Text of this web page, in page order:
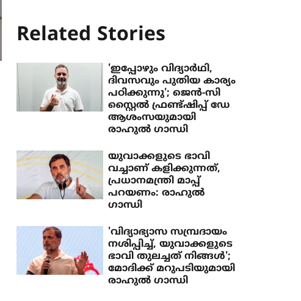
Related Stories
'ഇപ്പോഴും വിദ്യാര്‍ഥി,
ദിവസവും പുതിയ കാര്യം
പഠിക്കുന്നു'; ജെന്‍-സി
സ്റ്റൈല്‍ ഫ്രണ്ട്ഷിപ്പ് ഡേ
ആശംസയുമായി
രാഹുല്‍ ഗാന്ധി
യുവാക്കളുടെ ഭാവി
വച്ചാണ് കളിക്കുന്നത്,
പ്രധാനമന്ത്രി മാപ്പ്
പറയണം: രാഹുല്‍
ഗാന്ധി
'വിദ്യാഭ്യാസ സമ്പ്രദായം
നശിപ്പിച്ച്, യുവാക്കളുടെ
ഭാവി തുലച്ചത് നിങ്ങള്‍';
മോദിക്ക് മറുപടിയുമായി
രാഹുല്‍ ഗാന്ധി